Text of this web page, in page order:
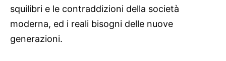
squilibri e le contraddizioni della società
moderna, ed i reali bisogni delle nuove
generazioni.